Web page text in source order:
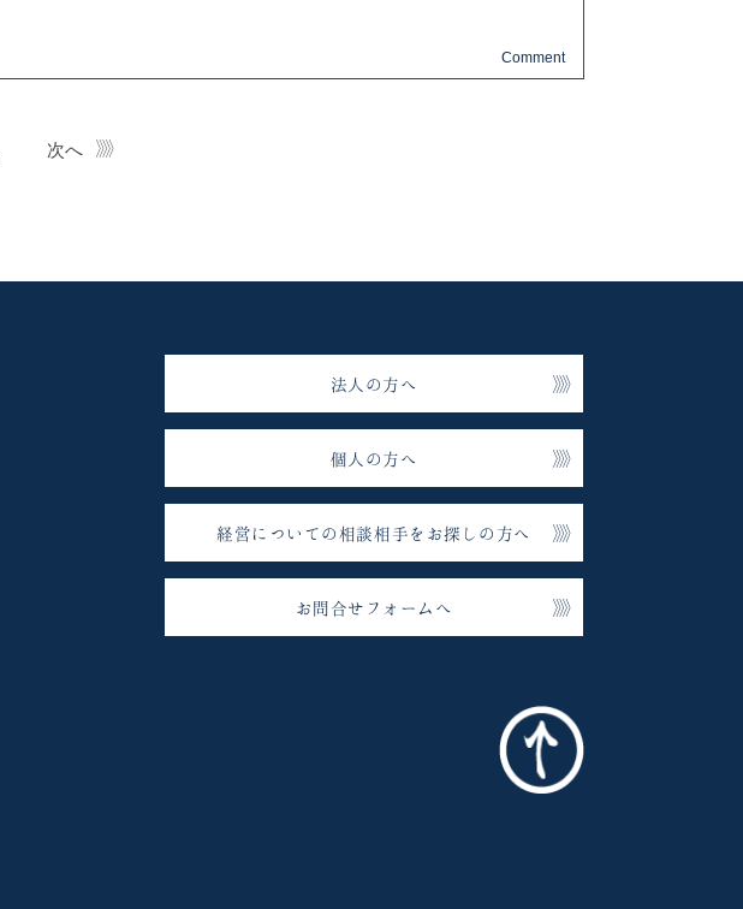
次へ
法人の方へ
個人の方へ
経営についての相談相手をお探しの方へ
お問合せフォームへ